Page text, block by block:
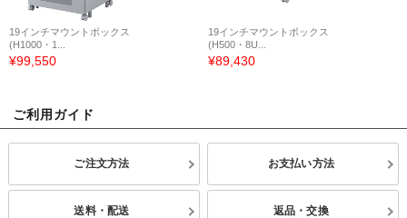
19インチマウントボックス
(H1000・1...
¥99,550
19インチマウントボックス
(H500・8U...
¥89,430
ご利用ガイド
ご注文方法 お支払い方法
送料・配送 返品・交換